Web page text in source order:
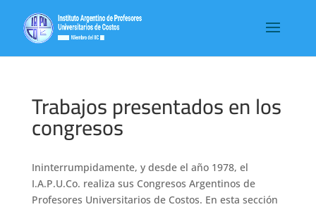
Trabajos presentados en los
congresos
Ininterrumpidamente, y desde el año 1978, el
I.A.P.U.Co. realiza sus Congresos Argentinos de
Profesores Universitarios de Costos. En esta sección